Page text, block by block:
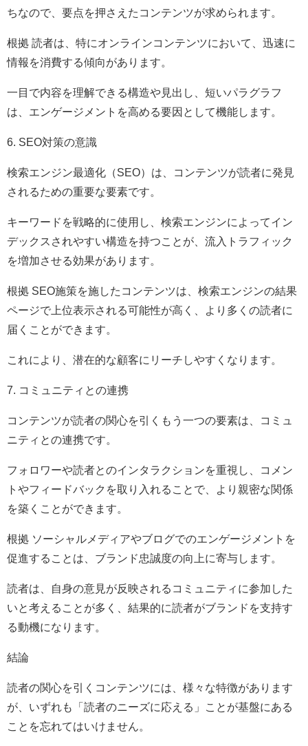
ちなので、要点を押さえたコンテンツが求められます。
根拠 読者は、特にオンラインコンテンツにおいて、迅速に
情報を消費する傾向があります。
一目で内容を理解できる構造や見出し、短いパラグラフ
は、エンゲージメントを高める要因として機能します。
6. SEO対策の意識
検索エンジン最適化（SEO）は、コンテンツが読者に発見
されるための重要な要素です。
キーワードを戦略的に使用し、検索エンジンによってイン
デックスされやすい構造を持つことが、流入トラフィック
を増加させる効果があります。
根拠 SEO施策を施したコンテンツは、検索エンジンの結果
ページで上位表示される可能性が高く、より多くの読者に
届くことができます。
これにより、潜在的な顧客にリーチしやすくなります。
7. コミュニティとの連携
コンテンツが読者の関心を引くもう一つの要素は、コミュ
ニティとの連携です。
フォロワーや読者とのインタラクションを重視し、コメン
トやフィードバックを取り入れることで、より親密な関係
を築くことができます。
根拠 ソーシャルメディアやブログでのエンゲージメントを
促進することは、ブランド忠誠度の向上に寄与します。
読者は、自身の意見が反映されるコミュニティに参加した
いと考えることが多く、結果的に読者がブランドを支持す
る動機になります。
結論
読者の関心を引くコンテンツには、様々な特徴があります
が、いずれも「読者のニーズに応える」ことが基盤にある
ことを忘れてはいけません。